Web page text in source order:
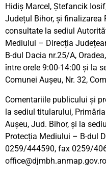
Hidiș Marcel, Ștefancik
Județul Bihor, și finalizarea
consultate la sediul
Mediului – Direcția
B-dul Dacia nr.25/A,
între orele 9:00-14:00 și la
Comunei Aușeu, Nr. 32,
Comentariile publicului și
la sediul titularului,
Aușeu, Jud. Bihor, și la
Protecția Mediului – B-dul
0259/444590, fax 0259/
office@djmbh.anmap.gov.ro